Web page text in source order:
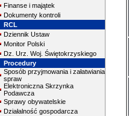
Finanse i majątek
Dokumenty kontroli
RCL
Dziennik Ustaw
Monitor Polski
Dz. Urz. Woj. Świętokrzyskiego
Procedury
Sposób przyjmowania i załatwiania
spraw
Elektroniczna Skrzynka
Podawcza
Sprawy obywatelskie
Działalność gospodarcza